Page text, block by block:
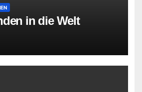
in die Welt